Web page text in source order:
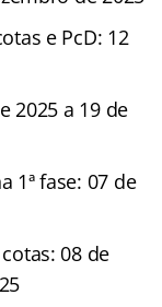
e PcD: 12
2025 a 19 de
1ª fase: 07 de
08 de